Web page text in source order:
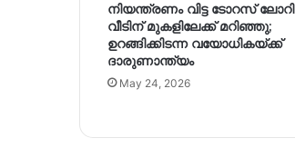
നിയന്ത്രണം വിട്ട ടോറസ് ലോറി
വീടിന് മുകളിലേക്ക് മറിഞ്ഞു;
ഉറങ്ങിക്കിടന്ന വയോധികയ്‌ക്ക്
ദാരുണാന്ത്യം
May 24, 2026